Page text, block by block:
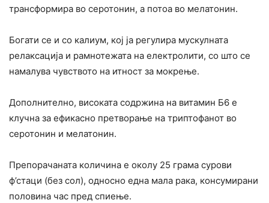
трансформира во серотонин, а потоа во мелатонин.
Богати се и со калиум, кој ја регулира мускулната
релаксација и рамнотежата на електролити, со што се
намалува чувството на итност за мокрење.
Дополнително, високата содржина на витамин Б6 е
клучна за ефикасно претворање на триптофанот во
серотонин и мелатонин.
Препорачаната количина е околу 25 грама сурови
ф’стаци (без сол), односно една мала рака, консумирани
половина час пред спиење.